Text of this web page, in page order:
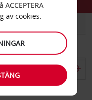
av cookies.